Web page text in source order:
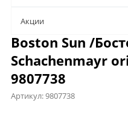
Aкции
Boston Sun /
Schachenmayr
9807738
Артикул:9807738